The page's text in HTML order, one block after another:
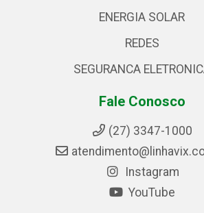
ENERGIA SOLAR
REDES
SEGURANCA
Fale Conosco
(27) 3347-1000
Instagram
YouTube